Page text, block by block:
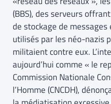
(BBS), des serveurs
de stockage de
utilisés par les néo-nazis
militaient contre eux.
aujourd’hui comme « le
Commission Nationale
l’Homme (CNCDH),